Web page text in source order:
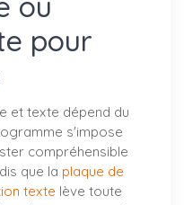
pour
et texte dépend du
s'impose
compréhensible
que la plaque de
texte lève toute